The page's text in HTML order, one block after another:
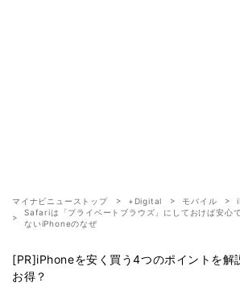
マイナビニューストップ +Digital モバイル
Safariは「プライベートブラウズ」にしておけば安心
ないiPhoneのなぜ
[PR]iPhoneを安く買う4つのポイントを解
お得？